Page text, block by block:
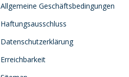
Allgemeine Geschäftsbedingungen
Haftungsausschluss
Datenschutzerklärung
Erreichbarkeit